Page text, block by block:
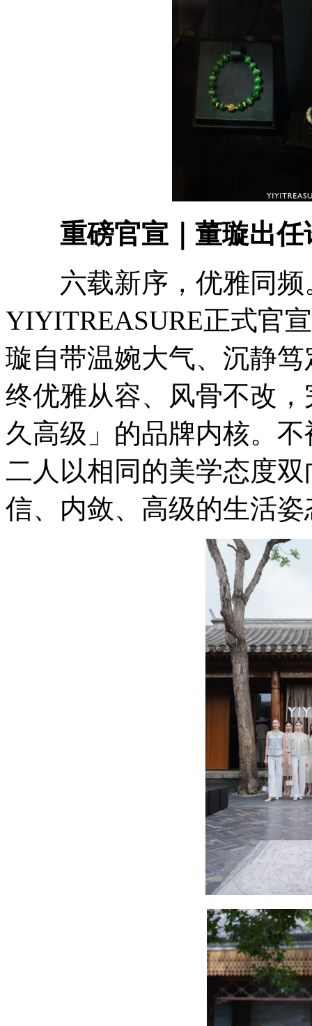
重磅官宣｜董璇出
六载新序，优雅同频
YIYITREASURE正式官
璇自带温婉大气、沉静
终优雅从容、风骨不改
久高级」的品牌内核。
二人以相同的美学态度
信、内敛、高级的生活姿